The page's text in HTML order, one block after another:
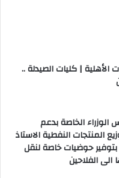
الأهلية | كليات الصيدلة ..
الوزراء الخاصة بدعم
المنتجات النفطية الاستاذ
حوضيات خاصة لنقل
الى الفلاحين